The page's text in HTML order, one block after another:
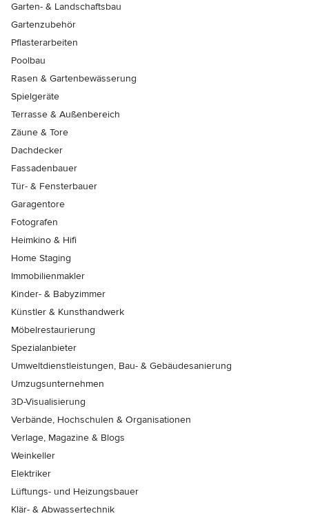
Garten- & Landschaftsbau
Gartenzubehör
Pflasterarbeiten
Poolbau
Rasen & Gartenbewässerung
Spielgeräte
Terrasse & Außenbereich
Zäune & Tore
Dachdecker
Fassadenbauer
Tür- & Fensterbauer
Garagentore
Fotografen
Heimkino & Hifi
Home Staging
Immobilienmakler
Kinder- & Babyzimmer
Künstler & Kunsthandwerk
Möbelrestaurierung
Spezialanbieter
Umweltdienstleistungen, Bau- & Gebäudesanierung
Umzugsunternehmen
3D-Visualisierung
Verbände, Hochschulen & Organisationen
Verlage, Magazine & Blogs
Weinkeller
Elektriker
Lüftungs- und Heizungsbauer
Klär- & Abwassertechnik